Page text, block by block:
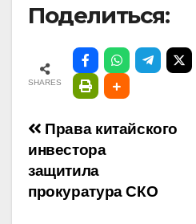
Поделиться:
SHARES
Навигация
по
записям
Права китайского
инвестора
защитила
прокуратура СКО